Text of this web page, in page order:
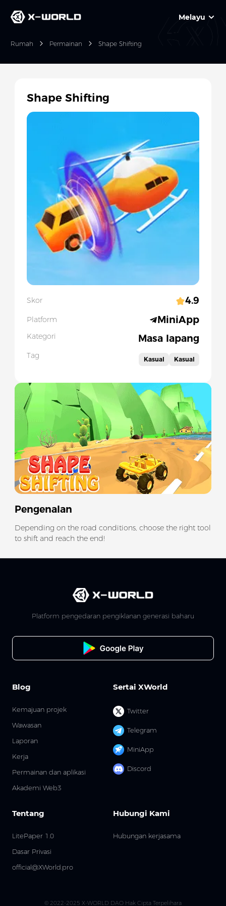
Melayu
Rumah Permainan Shape Shifting
Slide 1 of 1
Pengenalan
Depending on the road conditions, choose the right tool
to shift and reach the end!
Shape Shifting
Skor 4.9
Platform MiniApp
Kategori Masa lapang
Tag Kasual Kasual
Platform pengedaran pengiklanan generasi baharu
Sertai XWorld
Twitter
Telegram
MiniApp
Discord
Blog
Kemajuan projek
Wawasan
Laporan
Kerja
Permainan dan aplikasi
Akademi Web3
Tentang
LitePaper 1.0
Dasar Privasi
official@XWorld.pro
Hubungi Kami
Hubungan kerjasama
© 2022-2025 X-WORLD DAO Hak Cipta Terpelihara